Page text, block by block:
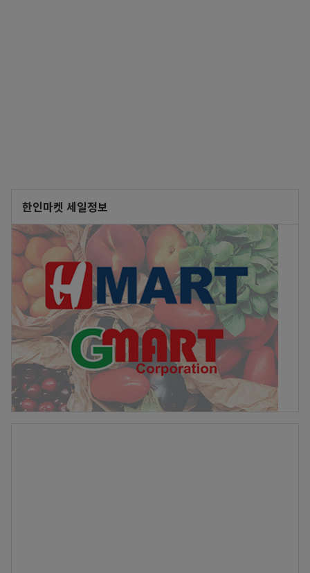
한인마켓 세일정보